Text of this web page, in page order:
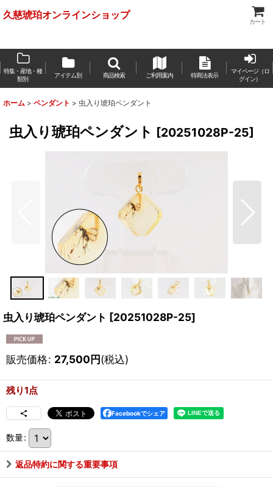
久慈琥珀オンラインショップ
カート
特集・産地・種
類別
アイテム別 商品検索 ご利用案内 特商法表示
マイページ（ロ
グイン）
ホーム > ペンダント > 虫入り琥珀ペンダント
虫入り琥珀ペンダント [20251028P-25]
虫入り琥珀ペンダント [20251028P-25]
販売価格: 27,500円(税込)
残り1点
Facebookでシェア
数量:
返品特約に関する重要事項